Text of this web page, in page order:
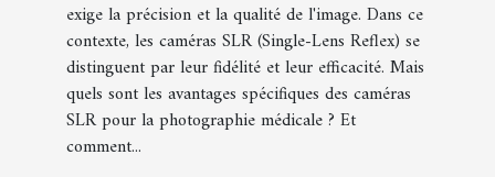
exige la précision et la qualité de l'image. Dans ce
contexte, les caméras SLR (Single-Lens Reflex) se
distinguent par leur fidélité et leur efficacité. Mais
quels sont les avantages spécifiques des caméras
SLR pour la photographie médicale ? Et
comment...